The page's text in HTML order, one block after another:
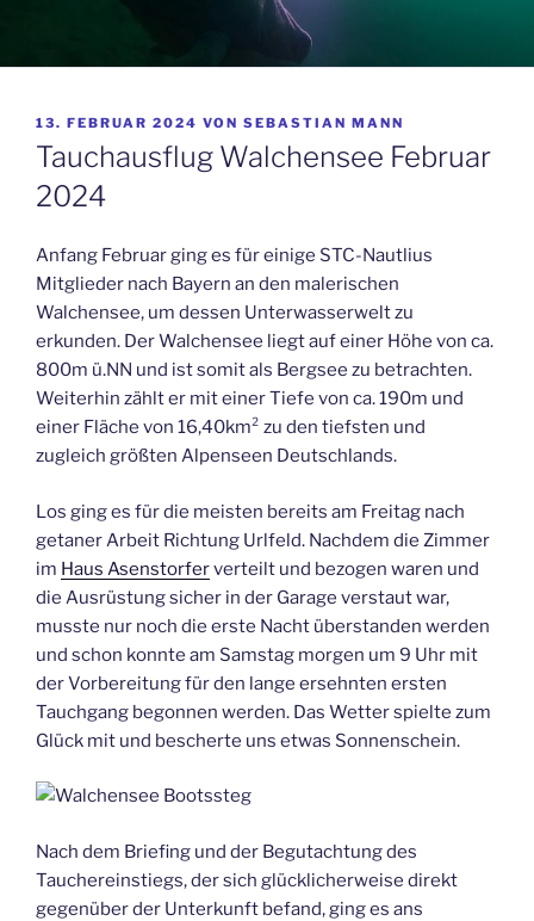
VERÖFFENTLICHT
AM
13. FEBRUAR 2024 VON SEBASTIAN MANN
Tauchausflug Walchensee Februar
2024
Anfang Februar ging es für einige STC-Nautlius
Mitglieder nach Bayern an den malerischen
Walchensee, um dessen Unterwasserwelt zu
erkunden. Der Walchensee liegt auf einer Höhe von ca.
800m ü.NN und ist somit als Bergsee zu betrachten.
Weiterhin zählt er mit einer Tiefe von ca. 190m und
einer Fläche von 16,40km² zu den tiefsten und
zugleich größten Alpenseen Deutschlands.
Los ging es für die meisten bereits am Freitag nach
getaner Arbeit Richtung Urlfeld. Nachdem die Zimmer
im Haus Asenstorferverteilt und bezogen waren und
die Ausrüstung sicher in der Garage verstaut war,
musste nur noch die erste Nacht überstanden werden
und schon konnte am Samstag morgen um 9 Uhr mit
der Vorbereitung für den lange ersehnten ersten
Tauchgang begonnen werden. Das Wetter spielte zum
Glück mit und bescherte uns etwas Sonnenschein.
Nach dem Briefing und der Begutachtung des
Tauchereinstiegs, der sich glücklicherweise direkt
gegenüber der Unterkunft befand, ging es ans